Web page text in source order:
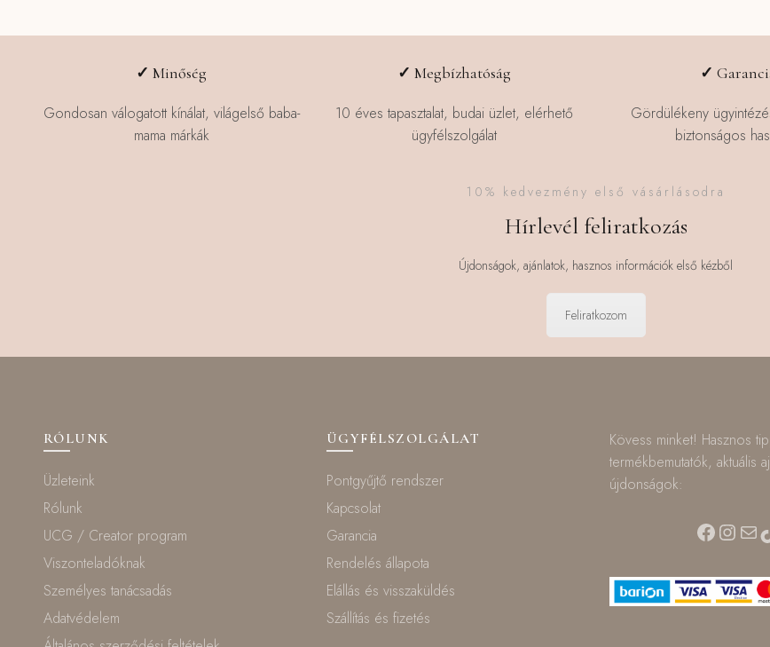
✓Minőség
Gondosan válogatott kínálat, világelső baba-
mama márkák
✓Megbízhatóság
10 éves tapasztalat, budai üzlet, elérhető
ügyfélszolgálat
✓
Gördülékeny
biztonságos
10% kedvezmény első vásárlásodra
Hírlevél feliratkozás
Újdonságok, ajánlatok, hasznos információk első kézből
Feliratkozom
RÓLUNK
Üzleteink
Rólunk
UCG / Creator program
Viszonteladóknak
Személyes tanácsadás
Adatvédelem
ÜGYFÉLSZOLGÁLAT
Pontgyűjtő rendszer
Kapcsolat
Garancia
Rendelés állapota
Elállás és visszaküldés
Szállítás és fizetés
Kövess minket! Hasznos
termékbemutatók, aktuális
újdonságok: